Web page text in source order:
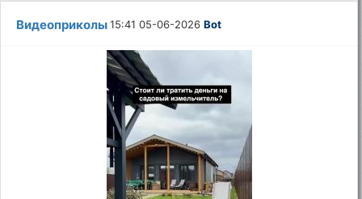
Видеоприколы15:41 05-06-2026Bot